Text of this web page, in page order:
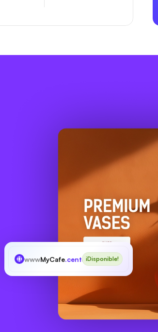
wwwMyCafe.center¡Disponible!